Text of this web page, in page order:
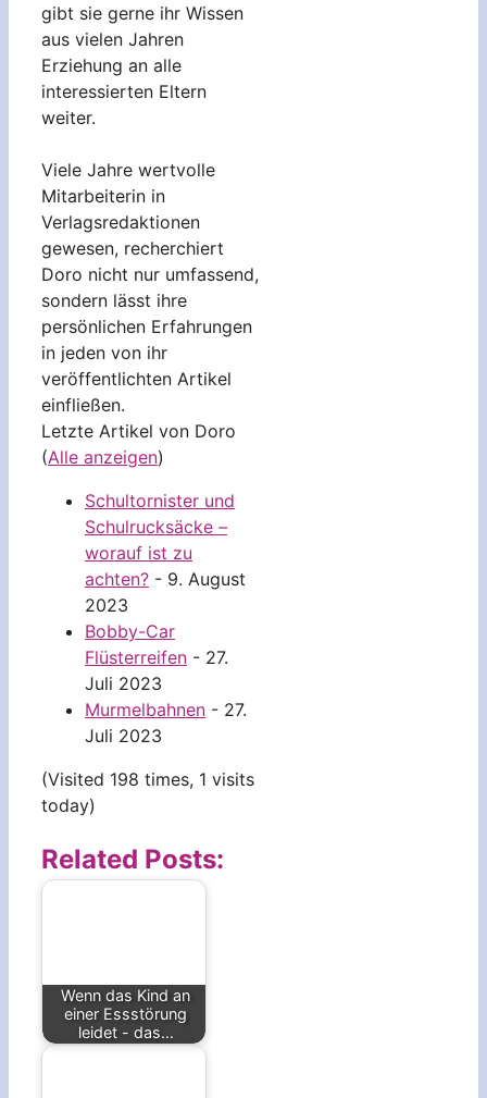
gibt sie gerne ihr Wissen
aus vielen Jahren
Erziehung an alle
interessierten Eltern
weiter.
Viele Jahre wertvolle
Mitarbeiterin in
Verlagsredaktionen
gewesen, recherchiert
Doro nicht nur umfassend,
sondern lässt ihre
persönlichen Erfahrungen
in jeden von ihr
veröffentlichten Artikel
einfließen.
Letzte Artikel von Doro
(Alle anzeigen)
Schultornister und
Schulrucksäcke –
worauf ist zu
achten? - 9. August
2023
Bobby-Car
Flüsterreifen - 27.
Juli 2023
Murmelbahnen - 27.
Juli 2023
(Visited 198 times, 1 visits
today)
Related Posts:
Wenn das Kind an
einer Essstörung
leidet - das…